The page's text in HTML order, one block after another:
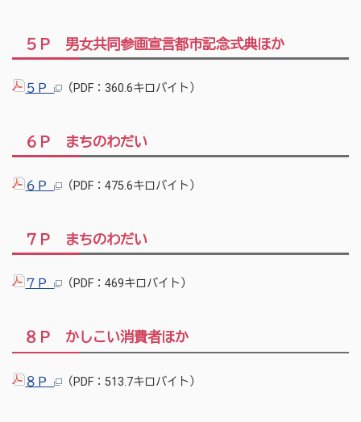
５Ｐ 男女共同参画宣言都市記念式典ほか
５Ｐ （PDF：360.6キロバイト）
６Ｐ まちのわだい
６Ｐ （PDF：475.6キロバイト）
７Ｐ まちのわだい
７Ｐ （PDF：469キロバイト）
８Ｐ かしこい消費者ほか
８Ｐ （PDF：513.7キロバイト）